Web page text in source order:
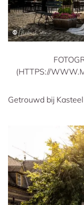
(HTTPS://
Getrouwd bij